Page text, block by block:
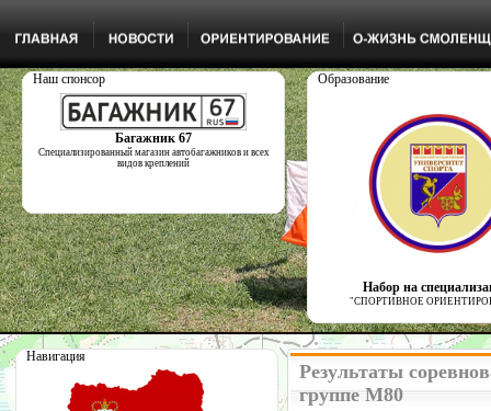
Наш спонсор
Багажник 67
Специализированный магазин автобагажников и всех
видов креплений
Образование
Набор на
"СПОРТИВНОЕ
Навигация
Результаты
группе М80